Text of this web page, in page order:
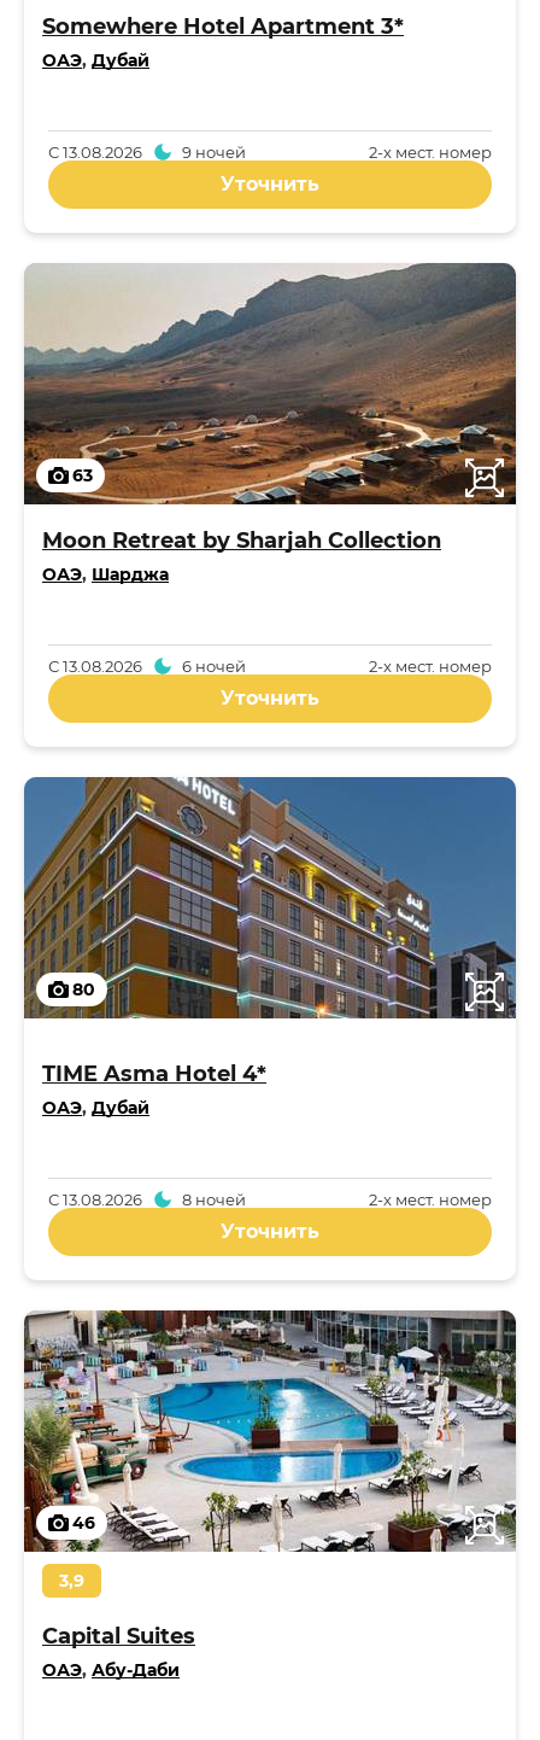
Somewhere Hotel Apartment 3*
ОАЭ, Дубай
2-x мест. номер
С13.08.2026 9 ночей
Уточнить
63
Moon Retreat by Sharjah Collection
ОАЭ, Шарджа
2-x мест. номер
С13.08.2026 6 ночей
Уточнить
80
TIME Asma Hotel 4*
ОАЭ, Дубай
2-x мест. номер
С13.08.2026 8 ночей
Уточнить
46
3,9
Capital Suites
ОАЭ, Абу-Даби